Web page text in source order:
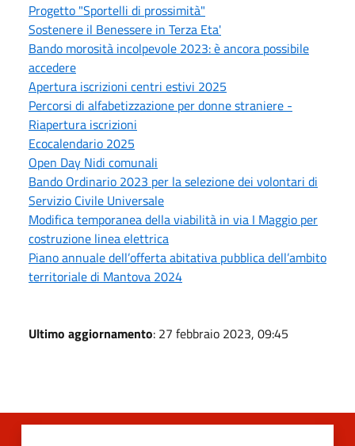
Progetto "Sportelli di prossimità"
Sostenere il Benessere in Terza Eta'
Bando morosità incolpevole 2023: è ancora possibile
accedere
Apertura iscrizioni centri estivi 2025
Percorsi di alfabetizzazione per donne straniere -
Riapertura iscrizioni
Ecocalendario 2025
Open Day Nidi comunali
Bando Ordinario 2023 per la selezione dei volontari di
Servizio Civile Universale
Modifica temporanea della viabilità in via I Maggio per
costruzione linea elettrica
Piano annuale dell’offerta abitativa pubblica dell’ambito
territoriale di Mantova 2024
Ultimo aggiornamento: 27 febbraio 2023, 09:45